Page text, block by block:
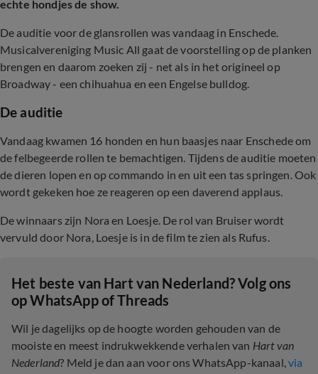
echte hondjes de show.
De auditie voor de glansrollen was vandaag in Enschede.
Musicalvereniging Music All gaat de voorstelling op de planken
brengen en daarom zoeken zij - net als in het origineel op
Broadway - een chihuahua en een Engelse bulldog.
De auditie
Vandaag kwamen 16 honden en hun baasjes naar Enschede om
de felbegeerde rollen te bemachtigen. Tijdens de auditie moeten
de dieren lopen en op commando in en uit een tas springen. Ook
wordt gekeken hoe ze reageren op een daverend applaus.
De winnaars zijn Nora en Loesje. De rol van Bruiser wordt
vervuld door Nora, Loesje is in de film te zien als Rufus.
Het beste van Hart van Nederland? Volg ons
op WhatsApp of Threads
Wil je dagelijks op de hoogte worden gehouden van de
mooiste en meest indrukwekkende verhalen van Hart van
Nederland? Meld je dan aan voor ons WhatsApp-kanaal,via